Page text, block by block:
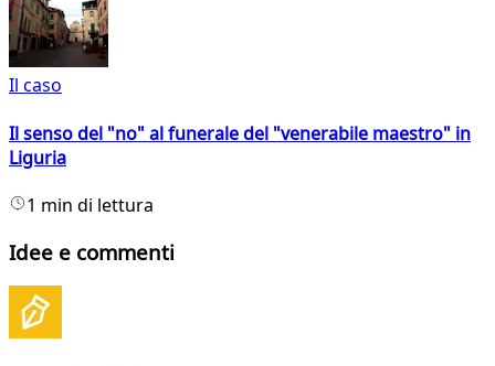
Il caso
Il senso del "no" al funerale del "venerabile maestro" in
Liguria
1 min di lettura
Idee e commenti